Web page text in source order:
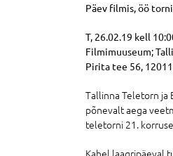
Päev filmis, öö
T, 26.02.19 kell
Filmimuuseum;
Pirita tee 56,
Tallinna Teletorn ja
põnevalt aega
teletorni 21.
Kahel laagripäeval